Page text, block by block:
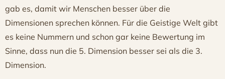
gab es, damit wir Menschen besser über die
Dimensionen sprechen können. Für die Geistige Welt gibt
es keine Nummern und schon gar keine Bewertung im
Sinne, dass nun die 5. Dimension besser sei als die 3.
Dimension.